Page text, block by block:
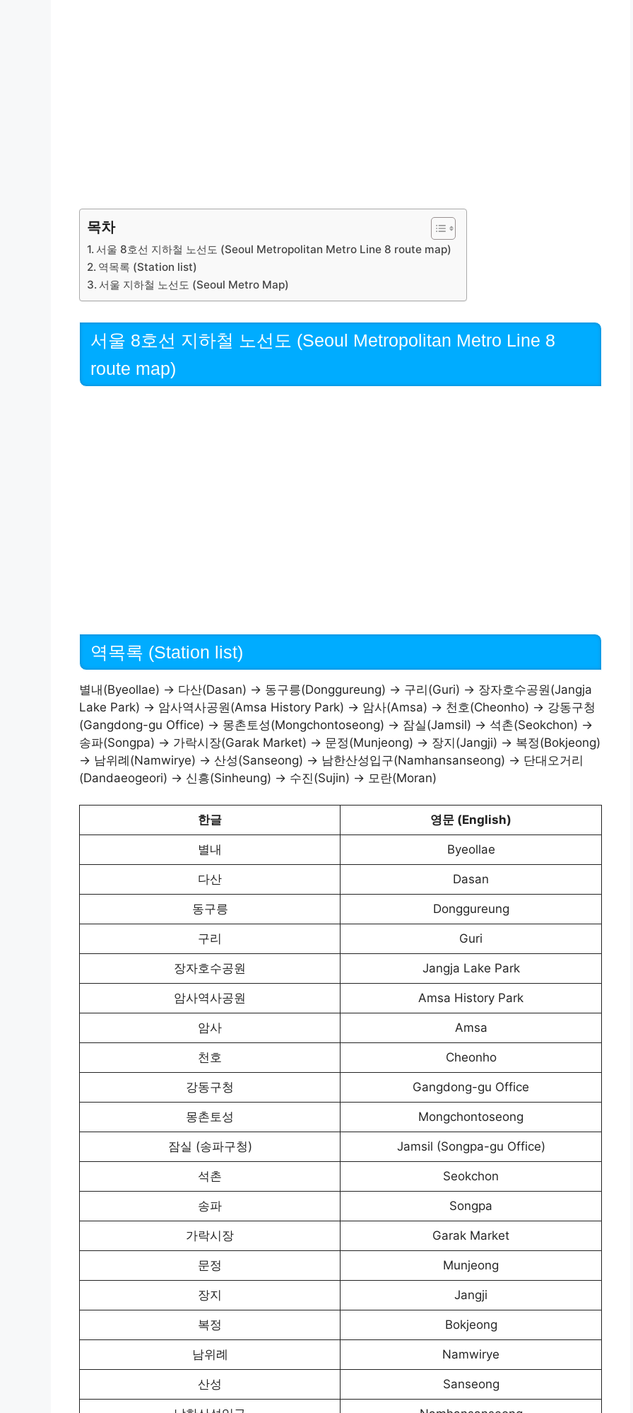
목차
서울 8호선 지하철 노선도 (Seoul Metropolitan Metro Line 8 route map)
역목록 (Station list)
서울 지하철 노선도 (Seoul Metro Map)
서울 8호선 지하철 노선도 (Seoul Metropolitan Metro Line 8
route map)
역목록 (Station list)
별내(Byeollae) → 다산(Dasan) → 동구릉(Donggureung) → 구리(Guri) → 장자호수공원(Jangja
Lake Park) → 암사역사공원(Amsa History Park) → 암사(Amsa) → 천호(Cheonho) → 강동구청
(Gangdong-gu Office) → 몽촌토성(Mongchontoseong) → 잠실(Jamsil) → 석촌(Seokchon) →
송파(Songpa) → 가락시장(Garak Market) → 문정(Munjeong) → 장지(Jangji) → 복정(Bokjeong)
→ 남위례(Namwirye) → 산성(Sanseong) → 남한산성입구(Namhansanseong) → 단대오거리
(Dandaeogeori) → 신흥(Sinheung) → 수진(Sujin) → 모란(Moran)
한글 영문 (English)
별내 Byeollae
다산 Dasan
동구릉 Donggureung
구리 Guri
장자호수공원 Jangja Lake Park
암사역사공원 Amsa History Park
암사 Amsa
천호 Cheonho
강동구청 Gangdong-gu Office
몽촌토성 Mongchontoseong
잠실 (송파구청) Jamsil (Songpa-gu Office)
석촌 Seokchon
송파 Songpa
가락시장 Garak Market
문정 Munjeong
장지 Jangji
복정 Bokjeong
남위례 Namwirye
산성 Sanseong